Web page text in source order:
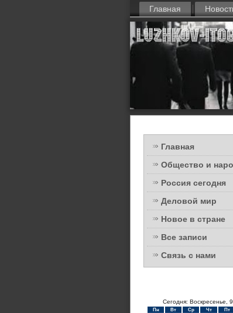
Главная
Главная
Общество и
Россия сегодня
Деловой мир
Новое в стране
Все записи
Связь с нами
Сегодня: Воскресенье, 9
Пн Вт Ср Чт Пт